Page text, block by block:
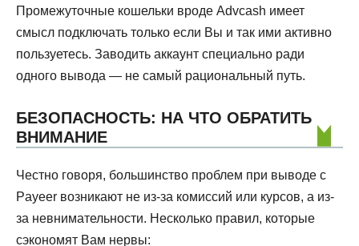
Промежуточные кошельки вроде Advcash имеет
смысл подключать только если Вы и так ими активно
пользуетесь. Заводить аккаунт специально ради
одного вывода — не самый рациональный путь.
БЕЗОПАСНОСТЬ: НА ЧТО ОБРАТИТЬ
ВНИМАНИЕ
Честно говоря, большинство проблем при выводе с
Payeer возникают не из-за комиссий или курсов, а из-
за невнимательности. Несколько правил, которые
сэкономят Вам нервы: